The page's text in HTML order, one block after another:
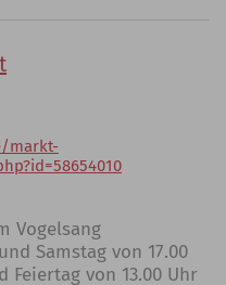
markt-
Vogelsang
Samstag von 17.00
Feiertag von 13.00 Uhr